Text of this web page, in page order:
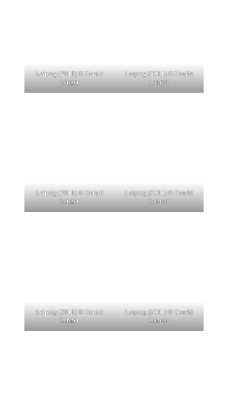
Leipzig (2011) © Gerald
Langer
Leipzig (2011) © Gerald
Langer
Leipzig (2011) © Gerald
Langer
Leipzig (2011) © Gerald
Langer
Leipzig (2011) © Gerald
Langer
Leipzig (2011) © Gerald
Langer